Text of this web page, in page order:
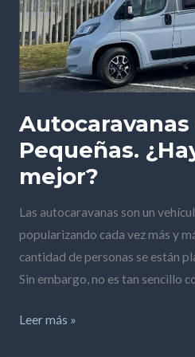
Autocaravanas
Pequeñas.
mejor?
Las autocaravanas son un
popularizando cada vez más y
cantidad de personas se están
Sin embargo, no es tan sencillo
Leer más »